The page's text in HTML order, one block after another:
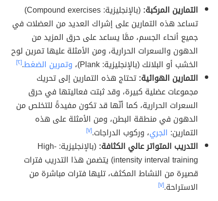
التمارين المركبة:
(بالإنجليزية: Compound exercises)
تساعد هذه التمارين على إشراك العديد من العضلات في
جميع أنحاء الجسم، ممَّا يساعد على حرق المزيد من
الدهون والسعرات الحرارية، ومن الأمثلة عليها تمرين لوح
الخشب أو البلانك (بالإنجليزية: Plank)،
وتمرين الضغط.[٢]
التمارين الهوائية:تحتاج هذه التمارين إلى تحريك
مجموعات عضلية كبيرة، وقد ثبتت فعاليتها في حرق
السعرات الحرارية، كما أنّها قد تكون مفيدةً للتخلص من
الدهون في منطقة البطن، ومن الأمثلة على هذه
التمارين: الجري، وركوب الدراجات.[٧]
التدريب المتواتر عالي الكثافة:
(بالإنجليزية: High-
intensity interval training) يتضمن هذا التدريب فترات
قصيرة من النشاط المكثف، تليها فترات مباشرة من
الاستراحة.[٧]